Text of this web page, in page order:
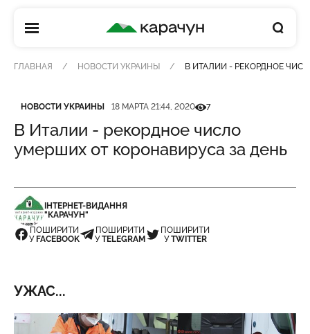
КАРАЧУН
ГЛАВНАЯ НОВОСТИ УКРАИНЫ В ИТАЛИИ - РЕКОРДНОЕ
Категория
НОВОСТИ УКРАИНЫ
Дата публикации 18 МАРТА 21:44, 2020Кількість переглядів
7
В Италии - рекордное число
умерших от коронавируса за день
ІНТЕРНЕТ-ВИДАННЯ
"КАРАЧУН"
ПОШИРИТИ
У FACEBOOK
ПОШИРИТИ
УTELEGRAM
ПОШИРИТИ
УTWITTER
УЖАС...